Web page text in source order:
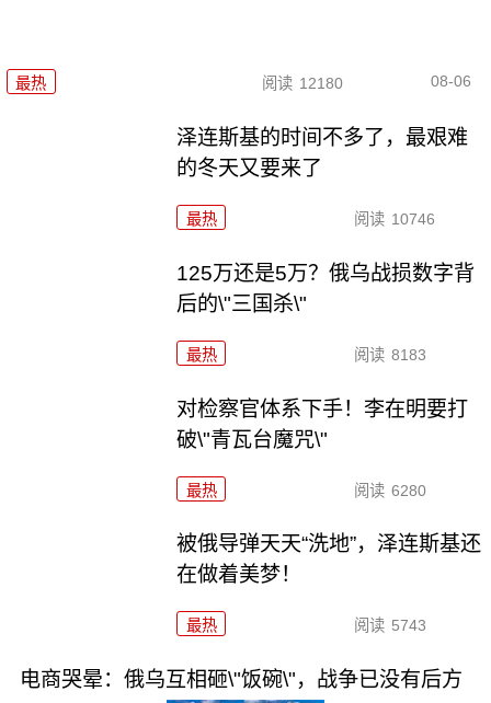
最热 阅读 12180 08-06
泽连斯基的时间不多了，最艰难
的冬天又要来了
最热 阅读 10746
125万还是5万？俄乌战损数字背
后的\"三国杀\"
最热 阅读 8183
对检察官体系下手！李在明要打
破\"青瓦台魔咒\"
最热 阅读 6280
被俄导弹天天“洗地”，泽连斯基还
在做着美梦！
最热 阅读 5743
电商哭晕：俄乌互相砸\"饭碗\"，战争已没有后方